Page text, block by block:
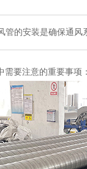
管的安装是确保通风
需要注意的重要事项：